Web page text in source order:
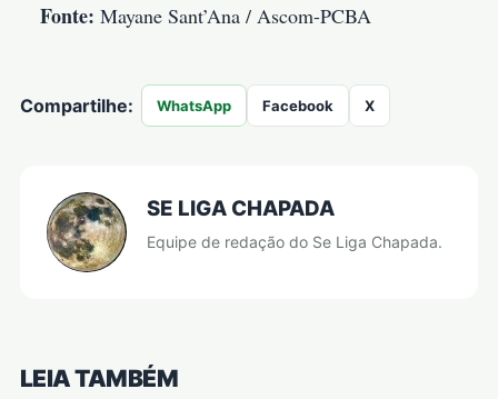
Fonte: Mayane Sant’Ana / Ascom-PCBA
Compartilhe: WhatsApp Facebook X
SE LIGA CHAPADA
Equipe de redação do Se Liga Chapada.
LEIA TAMBÉM